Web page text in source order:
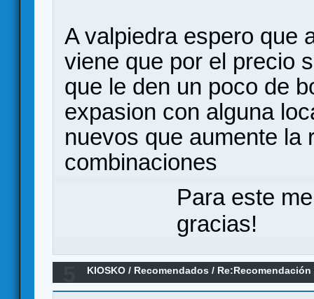
A valpiedra espero que
viene que por el precio
que le den un poco de
expasion con alguna
nuevos que aumente la
combinaciones
Para este
gracias!
KIOSKO / Recomendados /